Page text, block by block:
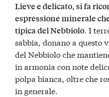
Lieve e delicato, si fa
espressione minerale
tipica del Nebbiolo. I
sabbia, donano a questo
del Nebbiolo che
in armonia con note
polpa bianca, oltre che
in generale.